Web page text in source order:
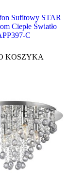
Sufitowy STAR
Ciepłe Światło
C
KOSZYKA